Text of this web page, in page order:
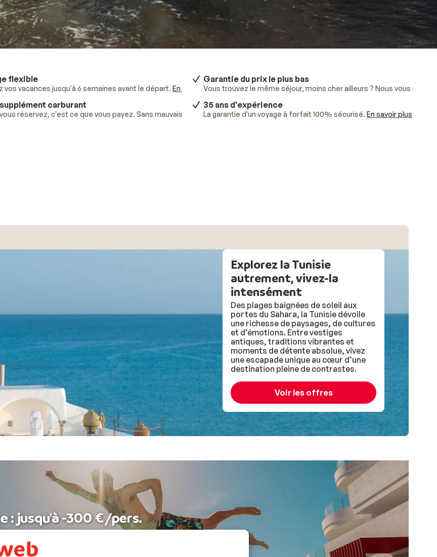
flexible
vos vacances jusqu'à 6 semaines avant le départ. En savoir plus.
Garantie du prix le plus bas
Vous trouvez le même séjour, moins cher ailleurs ? Nous vous
carburant
réservez, c'est ce que vous payez. Sans mauvaises surprises.En savoir plus.
35 ans d'expérience
La garantie d'un voyage à forfait 100% sécurisé.En savoir plus
Explorez la Tunisie
autrement, vivez-la
intensément
Des plages baignées de soleil aux
portes du Sahara, la Tunisie dévoile
une richesse de paysages, de cultures
et d’émotions. Entre vestiges
antiques, traditions vibrantes et
moments de détente absolue, vivez
une escapade unique au cœur d’une
destination pleine de contrastes.
Voir les offres
: jusqu'à -300 €/pers.